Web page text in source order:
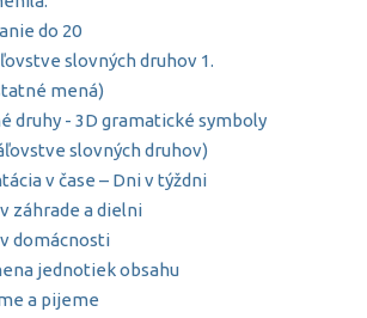
do 20
slovných druhov 1.
mená)
druhy - 3D gramatické symboly
slovných druhov)
v čase – Dni v týždni
záhrade a dielni
domácnosti
jednotiek obsahu
a pijeme